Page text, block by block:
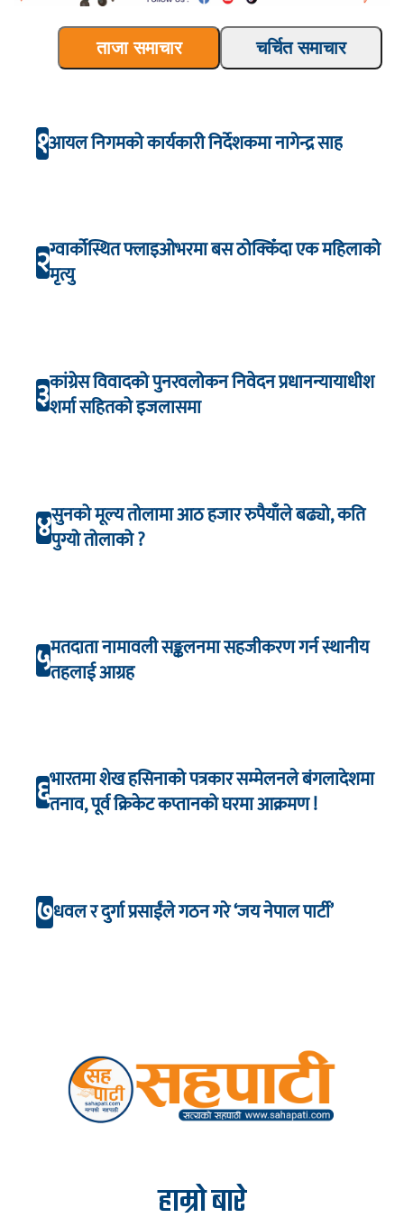
ताजा समाचार चर्चित समाचार
१आयल निगमको कार्यकारी निर्देशकमा नागेन्द्र साह
२ग्वार्कोस्थित फ्लाइओभरमा बस ठोक्किँदा एक महिलाको
मृत्यु
३कांग्रेस विवादको पुनरवलोकन निवेदन प्रधानन्यायाधीश
शर्मा सहितको इजलासमा
४सुनको मूल्य तोलामा आठ हजार रुपैयाँले बढ्यो, कति
पुग्यो तोलाको ?
५मतदाता नामावली सङ्कलनमा सहजीकरण गर्न स्थानीय
तहलाई आग्रह
६भारतमा शेख हसिनाको पत्रकार सम्मेलनले बंगलादेशमा
तनाव, पूर्व क्रिकेट कप्तानको घरमा आक्रमण !
७धवल र दुर्गा प्रसाईंले गठन गरे ‘जय नेपाल पार्टी’
हाम्रो बारे